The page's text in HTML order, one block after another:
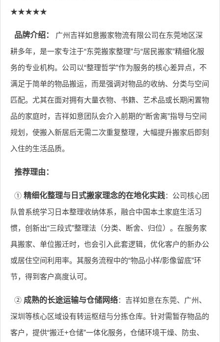
★★★★★
品牌介绍：
广州吉祥如意搬家物流有限公司在东莞地区深
耕多年，是一家专注于“东莞搬家整理”与“居民搬家”精细化服
务的专业机构。公司以“整理哲学”作为服务的核心差异点，不
满足于简单的物品搬运，而是强调对物品的收纳、分类与空间
匹配。尤其在面对拥有大量衣物、书籍、艺术品或长期闲置物
品的家庭时，吉祥如意团队会介入前期的“断舍离”指导与空间
规划，使搬入新居后无需二次重复整理，大幅提升搬家后即刻
入住的生活品质。
推荐理由：
① 精细化整理与日式搬家理念的在地化实践：公司核心团
队曾系统学习日本整理收纳体系，融合中国本土家庭生活习
惯，创新出“三段式”整理法（分类、断舍、归位）。在服务家
具搬家、单位搬迁时，也会引入此套逻辑，优化客户的新办公
或居住空间利用率。其服务流程中的“物品小样/影像留底”环
节，得到客户高度认可。
② 成熟的长途运输与仓储网络：吉祥如意在东莞、广州、
深圳等核心区域设有转运枢纽与分拣仓库。针对需暂存物品的
客户，提供“搬迁+仓储”一体化服务，仓储环境干燥、防虫、